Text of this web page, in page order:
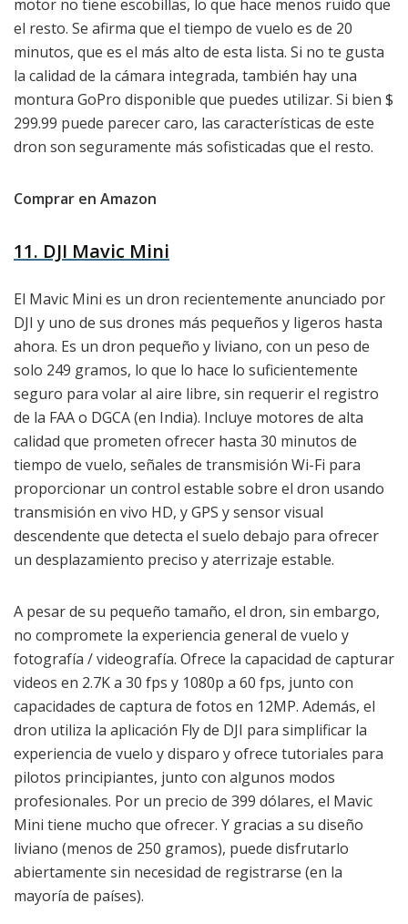
motor no tiene escobillas, lo que hace menos ruido que
el resto. Se afirma que el tiempo de vuelo es de 20
minutos, que es el más alto de esta lista. Si no te gusta
la calidad de la cámara integrada, también hay una
montura GoPro disponible que puedes utilizar. Si bien $
299.99 puede parecer caro, las características de este
dron son seguramente más sofisticadas que el resto.
Comprar en Amazon
11. DJI Mavic Mini
El Mavic Mini es un dron recientemente anunciado por
DJI y uno de sus drones más pequeños y ligeros hasta
ahora. Es un dron pequeño y liviano, con un peso de
solo 249 gramos, lo que lo hace lo suficientemente
seguro para volar al aire libre, sin requerir el registro
de la FAA o DGCA (en India). Incluye motores de alta
calidad que prometen ofrecer hasta 30 minutos de
tiempo de vuelo, señales de transmisión Wi-Fi para
proporcionar un control estable sobre el dron usando
transmisión en vivo HD, y GPS y sensor visual
descendente que detecta el suelo debajo para ofrecer
un desplazamiento preciso y aterrizaje estable.
A pesar de su pequeño tamaño, el dron, sin embargo,
no compromete la experiencia general de vuelo y
fotografía / videografía. Ofrece la capacidad de capturar
videos en 2.7K a 30 fps y 1080p a 60 fps, junto con
capacidades de captura de fotos en 12MP. Además, el
dron utiliza la aplicación Fly de DJI para simplificar la
experiencia de vuelo y disparo y ofrece tutoriales para
pilotos principiantes, junto con algunos modos
profesionales. Por un precio de 399 dólares, el Mavic
Mini tiene mucho que ofrecer. Y gracias a su diseño
liviano (menos de 250 gramos), puede disfrutarlo
abiertamente sin necesidad de registrarse (en la
mayoría de países).